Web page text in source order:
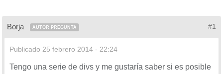
Borja AUTOR PREGUNTA #1
Publicado 25 febrero 2014 - 22:24
Tengo una serie de divs y me gustaría saber si es posible